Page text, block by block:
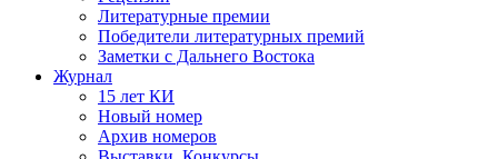
Литературные премии
Победители литературных премий
Заметки с Дальнего Востока
Журнал
15 лет КИ
Новый номер
Архив номеров